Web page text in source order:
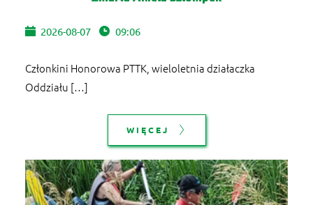
2026-08-07 09:06
Członkini Honorowa PTTK, wieloletnia działaczka
Oddziału […]
WIĘCEJ